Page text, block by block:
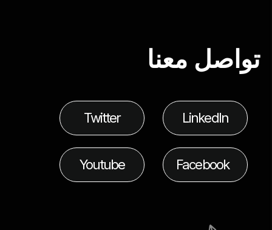
تواصل معنا
LinkedIn
Twitter
Facebook
Youtube